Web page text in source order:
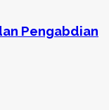
Pengabdian